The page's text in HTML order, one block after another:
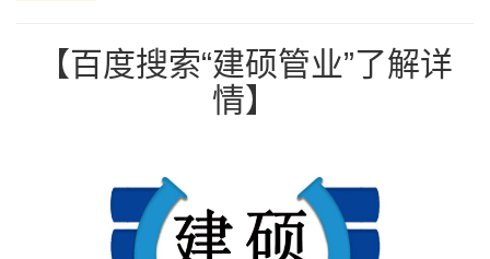
【百度搜索“建硕管业”了解详
情】